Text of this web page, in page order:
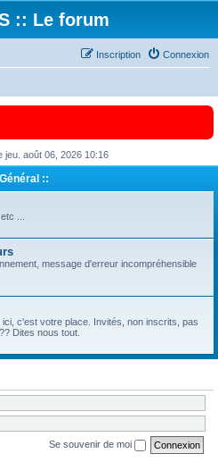
:: Le forum
Connexion
Inscription
jeu. août 06, 2026 10:16
::
...
message d'erreur incompréhensible
c'est votre place. Invités, non inscrits, pas
Dites nous tout.
Se souvenir de moi